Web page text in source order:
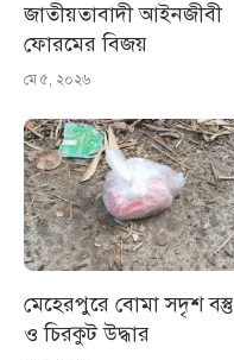
জাতীয়তাবাদী আইনজীবী
ফোরমের বিজয়
মে ৫, ২০২৬
মেহেরপুরে বোমা সদৃশ বস্তু
ও চিরকুট উদ্ধার